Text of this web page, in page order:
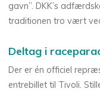
gavn”. DKK’s
traditionen tro vært
Deltag i
Der er én officiel
entrebillet til Tivoli.